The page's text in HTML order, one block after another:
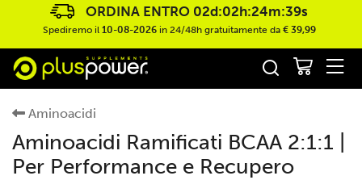
ORDINA ENTRO 02d:02h:24m:38s
Spediremo il 10-08-2026in 24/48h gratuitamente da € 39,99
Aminoacidi
Aminoacidi Ramificati BCAA 2:1:1 |
Per Performance e Recupero